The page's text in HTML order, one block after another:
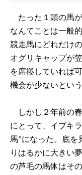
たった１頭の馬が
なんてことは一般
競走馬にどれだけ
オグリキャップが
を席捲していれば
機会が少ないとい
しかし２年前の
にとって、イブキ
馬”になった。底を
りはるかに大きい
の芦毛の馬体はそ